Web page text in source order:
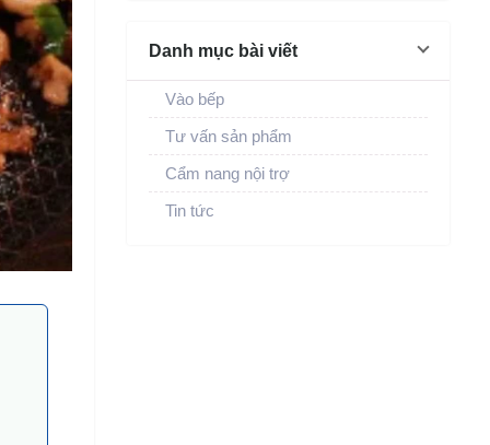
Danh mục bài viết
Vào bếp
Tư vấn sản phẩm
Cẩm nang nội trợ
Tin tức